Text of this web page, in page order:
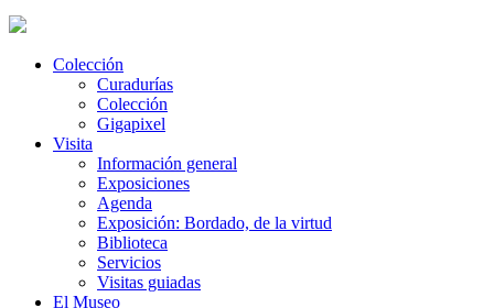
Colección
Curadurías
Colección
Gigapixel
Visita
Información general
Exposiciones
Agenda
Exposición: Bordado, de la virtud
Biblioteca
Servicios
Visitas guiadas
El Museo